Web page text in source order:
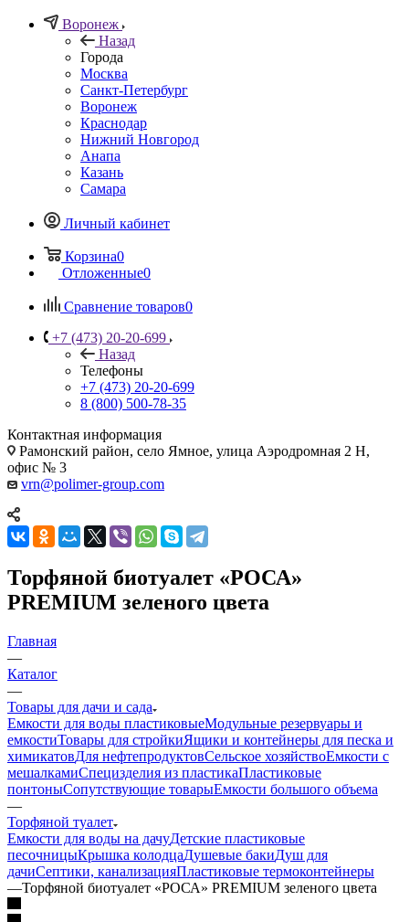
Воронеж
Назад
Города
Москва
Санкт-Петербург
Воронеж
Краснодар
Нижний Новгород
Анапа
Казань
Самара
Личный кабинет
Корзина0
Отложенные0
Сравнение товаров0
+7 (473) 20-20-699
Назад
Телефоны
+7 (473) 20-20-699
8 (800) 500-78-35
Контактная информация
Рамонский район, село Ямное, улица Аэродромная 2 Н,
офис № 3
vrn@polimer-group.com
Торфяной биотуалет «РОСА»
PREMIUM зеленого цвета
Главная
—
Каталог
—
Товары для дачи и сада
Емкости для воды пластиковыеМодульные резервуары и
емкостиТовары для стройкиЯщики и контейнеры для песка и
химикатовДля нефтепродуктовСельское хозяйствоЕмкости с
мешалкамиСпецизделия из пластикаПластиковые
понтоныСопутствующие товарыЕмкости большого объема
—
Торфяной туалет
Емкости для воды на дачуДетские пластиковые
песочницыКрышка колодцаДушевые бакиДуш для
дачиСептики, канализацияПластиковые термоконтейнеры
—Торфяной биотуалет «РОСА» PREMIUM зеленого цвета